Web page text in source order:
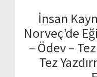
İnsan
Norveç’de
– Ödev –
Tez